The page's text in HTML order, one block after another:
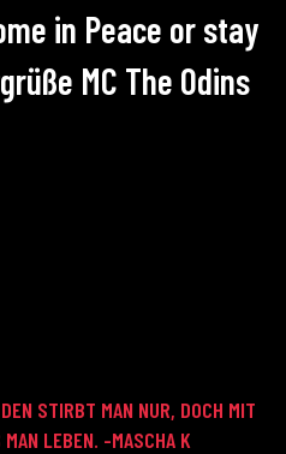
in Peace or stay
MC The Odins
STIRBT MAN NUR, DOCH MIT
LEBEN. -MASCHA K